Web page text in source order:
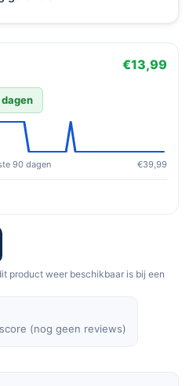
€13,99
90 dagen €39,99
product weer beschikbaar is bij een
(nog geen reviews)